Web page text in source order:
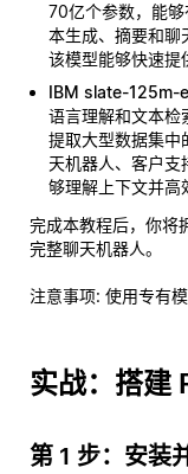
70亿个参数，能
本生成、摘要和聊
该模型能够快速提
IBM slate-125m-
语言理解和文本检
提取大型数据集中
天机器人、客户支
够理解上下文并高
完成本教程后，你将
完整聊天机器人。
注意事项: 使用专有
实战：搭建
第 1 步：安装